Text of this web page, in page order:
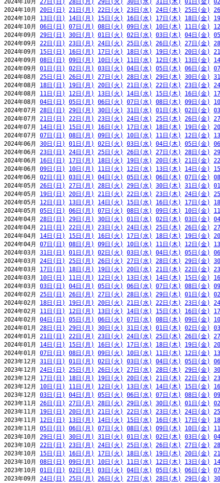
2024年10月 27日(日) 28日(月) 29日(火) 30日(水) 31日(木) 01日(金)
2024年10月 20日(日) 21日(月) 22日(火) 23日(水) 24日(木) 25日(金)
2024年10月 13日(日) 14日(月) 15日(火) 16日(水) 17日(木) 18日(金)
2024年10月 06日(日) 07日(月) 08日(火) 09日(水) 10日(木) 11日(金)
2024年09月 29日(日) 30日(月) 01日(火) 02日(水) 03日(木) 04日(金)
2024年09月 22日(日) 23日(月) 24日(火) 25日(水) 26日(木) 27日(金)
2024年09月 15日(日) 16日(月) 17日(火) 18日(水) 19日(木) 20日(金)
2024年09月 08日(日) 09日(月) 10日(火) 11日(水) 12日(木) 13日(金)
2024年09月 01日(日) 02日(月) 03日(火) 04日(水) 05日(木) 06日(金)
2024年08月 25日(日) 26日(月) 27日(火) 28日(水) 29日(木) 30日(金)
2024年08月 18日(日) 19日(月) 20日(火) 21日(水) 22日(木) 23日(金)
2024年08月 11日(日) 12日(月) 13日(火) 14日(水) 15日(木) 16日(金)
2024年08月 04日(日) 05日(月) 06日(火) 07日(水) 08日(木) 09日(金)
2024年07月 28日(日) 29日(月) 30日(火) 31日(水) 01日(木) 02日(金)
2024年07月 21日(日) 22日(月) 23日(火) 24日(水) 25日(木) 26日(金)
2024年07月 14日(日) 15日(月) 16日(火) 17日(水) 18日(木) 19日(金)
2024年07月 07日(日) 08日(月) 09日(火) 10日(水) 11日(木) 12日(金)
2024年06月 30日(日) 01日(月) 02日(火) 03日(水) 04日(木) 05日(金)
2024年06月 23日(日) 24日(月) 25日(火) 26日(水) 27日(木) 28日(金)
2024年06月 16日(日) 17日(月) 18日(火) 19日(水) 20日(木) 21日(金)
2024年06月 09日(日) 10日(月) 11日(火) 12日(水) 13日(木) 14日(金)
2024年06月 02日(日) 03日(月) 04日(火) 05日(水) 06日(木) 07日(金)
2024年05月 26日(日) 27日(月) 28日(火) 29日(水) 30日(木) 31日(金)
2024年05月 19日(日) 20日(月) 21日(火) 22日(水) 23日(木) 24日(金)
2024年05月 12日(日) 13日(月) 14日(火) 15日(水) 16日(木) 17日(金)
2024年05月 05日(日) 06日(月) 07日(火) 08日(水) 09日(木) 10日(金)
2024年04月 28日(日) 29日(月) 30日(火) 01日(水) 02日(木) 03日(金)
2024年04月 21日(日) 22日(月) 23日(火) 24日(水) 25日(木) 26日(金)
2024年04月 14日(日) 15日(月) 16日(火) 17日(水) 18日(木) 19日(金)
2024年04月 07日(日) 08日(月) 09日(火) 10日(水) 11日(木) 12日(金)
2024年03月 31日(日) 01日(月) 02日(火) 03日(水) 04日(木) 05日(金)
2024年03月 24日(日) 25日(月) 26日(火) 27日(水) 28日(木) 29日(金)
2024年03月 17日(日) 18日(月) 19日(火) 20日(水) 21日(木) 22日(金)
2024年03月 10日(日) 11日(月) 12日(火) 13日(水) 14日(木) 15日(金)
2024年03月 03日(日) 04日(月) 05日(火) 06日(水) 07日(木) 08日(金)
2024年02月 25日(日) 26日(月) 27日(火) 28日(水) 29日(木) 01日(金)
2024年02月 18日(日) 19日(月) 20日(火) 21日(水) 22日(木) 23日(金)
2024年02月 11日(日) 12日(月) 13日(火) 14日(水) 15日(木) 16日(金)
2024年02月 04日(日) 05日(月) 06日(火) 07日(水) 08日(木) 09日(金)
2024年01月 28日(日) 29日(月) 30日(火) 31日(水) 01日(木) 02日(金)
2024年01月 21日(日) 22日(月) 23日(火) 24日(水) 25日(木) 26日(金)
2024年01月 14日(日) 15日(月) 16日(火) 17日(水) 18日(木) 19日(金)
2024年01月 07日(日) 08日(月) 09日(火) 10日(水) 11日(木) 12日(金)
2023年12月 31日(日) 01日(月) 02日(火) 03日(水) 04日(木) 05日(金)
2023年12月 24日(日) 25日(月) 26日(火) 27日(水) 28日(木) 29日(金)
2023年12月 17日(日) 18日(月) 19日(火) 20日(水) 21日(木) 22日(金)
2023年12月 10日(日) 11日(月) 12日(火) 13日(水) 14日(木) 15日(金)
2023年12月 03日(日) 04日(月) 05日(火) 06日(水) 07日(木) 08日(金)
2023年11月 26日(日) 27日(月) 28日(火) 29日(水) 30日(木) 01日(金)
2023年11月 19日(日) 20日(月) 21日(火) 22日(水) 23日(木) 24日(金)
2023年11月 12日(日) 13日(月) 14日(火) 15日(水) 16日(木) 17日(金)
2023年11月 05日(日) 06日(月) 07日(火) 08日(水) 09日(木) 10日(金)
2023年10月 29日(日) 30日(月) 31日(火) 01日(水) 02日(木) 03日(金)
2023年10月 22日(日) 23日(月) 24日(火) 25日(水) 26日(木) 27日(金)
2023年10月 15日(日) 16日(月) 17日(火) 18日(水) 19日(木) 20日(金)
2023年10月 08日(日) 09日(月) 10日(火) 11日(水) 12日(木) 13日(金)
2023年10月 01日(日) 02日(月) 03日(火) 04日(水) 05日(木) 06日(金)
2023年09月 24日(日) 25日(月) 26日(火) 27日(水) 28日(木) 29日(金)